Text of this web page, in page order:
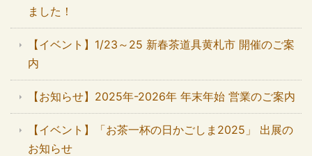
ました！
【イベント】1/23～25 新春茶道具黄札市 開催のご案
内
【お知らせ】2025年-2026年 年末年始 営業のご案内
【イベント】「お茶一杯の日かごしま2025」 出展の
お知らせ